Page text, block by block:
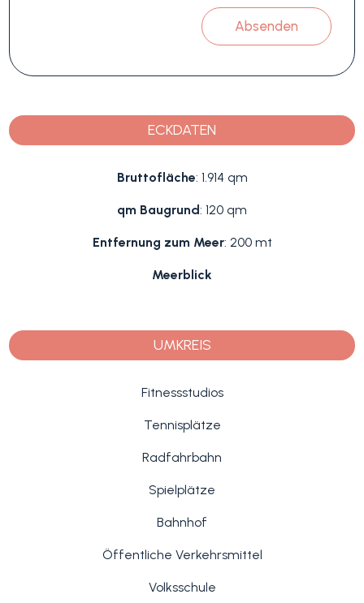
Absenden
ECKDATEN
Bruttofläche: 1.914 qm
qm Baugrund: 120 qm
Entfernung zum Meer: 200 mt
Meerblick
UMKREIS
Fitnessstudios
Tennisplätze
Radfahrbahn
Spielplätze
Bahnhof
Öffentliche Verkehrsmittel
Volksschule